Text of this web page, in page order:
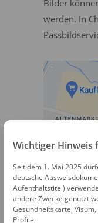
Bilder
werden. In
dm
Werner-
93413
Wichtiger Hinweis
Seit dem 1. Mai 2025
deutsche
Aufenthaltstitel)
andere Zwecke genutzt
Gesundheitskarte,
Profile